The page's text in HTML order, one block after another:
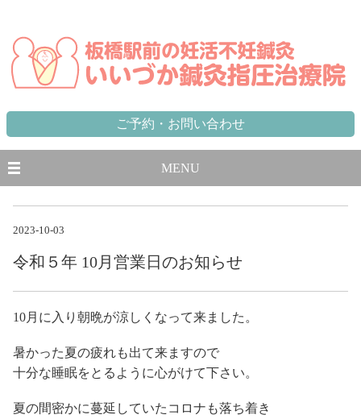
ご予約・お問い合わせ
MENU
2023-10-03
令和５年 10月営業日のお知らせ
10月に入り朝晩が涼しくなって来ました。
暑かった夏の疲れも出て来ますので
十分な睡眠をとるように心がけて下さい。
夏の間密かに蔓延していたコロナも落ち着き